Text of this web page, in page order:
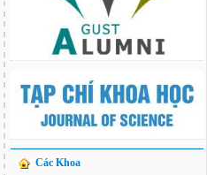
Các Khoa